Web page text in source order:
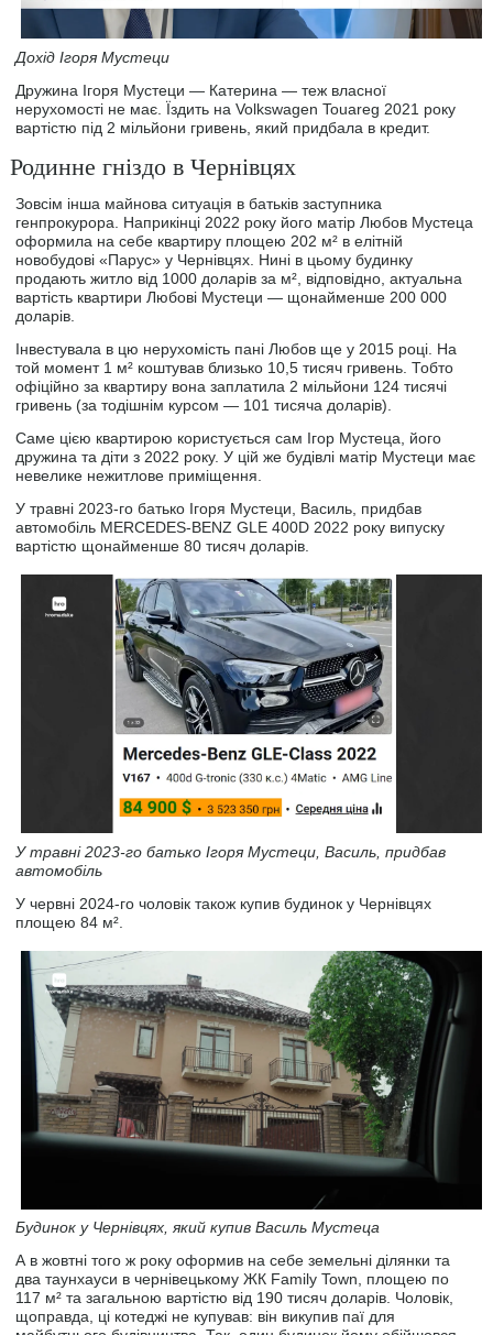
Дохід Ігоря Мустеци
Дружина Ігоря Мустеци — Катерина — теж власної
нерухомості не має. Їздить на Volkswagen Touareg 2021 року
вартістю під 2 мільйони гривень, який придбала в кредит.
Родинне гніздо в Чернівцях
Зовсім інша майнова ситуація в батьків заступника
генпрокурора. Наприкінці 2022 року його матір Любов Мустеца
оформила на себе квартиру площею 202 м² в елітній
новобудові «Парус» у Чернівцях. Нині в цьому будинку
продають житло від 1000 доларів за м², відповідно, актуальна
вартість квартири Любові Мустеци — щонайменше 200 000
доларів.
Інвестувала в цю нерухомість пані Любов ще у 2015 році. На
той момент 1 м² коштував близько 10,5 тисяч гривень. Тобто
офіційно за квартиру вона заплатила 2 мільйони 124 тисячі
гривень (за тодішнім курсом — 101 тисяча доларів).
Саме цією квартирою користується сам Ігор Мустеца, його
дружина та діти з 2022 року. У цій же будівлі матір Мустеци має
невелике нежитлове приміщення.
У травні 2023-го батько Ігоря Мустеци, Василь, придбав
автомобіль MERCEDES-BENZ GLE 400D 2022 року випуску
вартістю щонайменше 80 тисяч доларів.
У травні 2023-го батько Ігоря Мустеци, Василь, придбав
автомобіль
У червні 2024-го чоловік також купив будинок у Чернівцях
площею 84 м².
Будинок у Чернівцях, який купив Василь Мустеца
А в жовтні того ж року оформив на себе земельні ділянки та
два таунхауси в чернівецькому ЖК Family Town, площею по
117 м² та загальною вартістю від 190 тисяч доларів. Чоловік,
щоправда, ці котеджі не купував: він викупив паї для